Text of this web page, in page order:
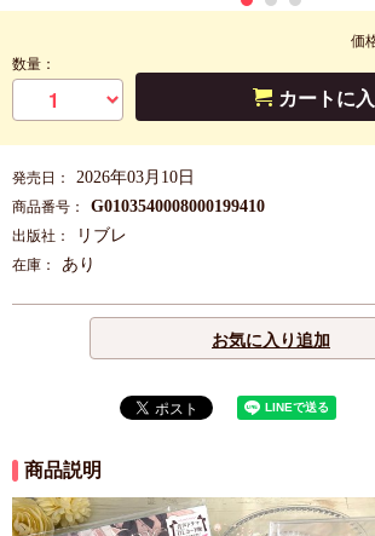
価
数量：
カートに
発売日： 2026年03月10日
商品番号： G0103540008000199410
出版社： リブレ
在庫： あり
お気に入り追加
商品説明